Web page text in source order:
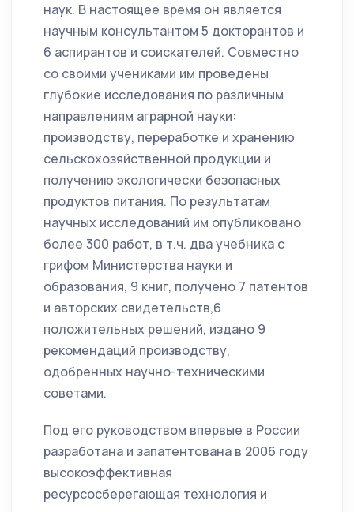
наук. В настоящее время он является
научным консультантом 5 докторантов и
6 аспирантов и соискателей. Совместно
со своими учениками им проведены
глубокие исследования по различным
направлениям аграрной науки:
производству, переработке и хранению
сельскохозяйственной продукции и
получению экологически безопасных
продуктов питания. По результатам
научных исследований им опубликовано
более 300 работ, в т.ч. два учебника с
грифом Министерства науки и
образования, 9 книг, получено 7 патентов
и авторских свидетельств,6
положительных решений, издано 9
рекомендаций производству,
одобренных научно-техническими
советами.
Под его руководством впервые в России
разработана и запатентована в 2006 году
высокоэффективная
ресурсосберегающая технология и